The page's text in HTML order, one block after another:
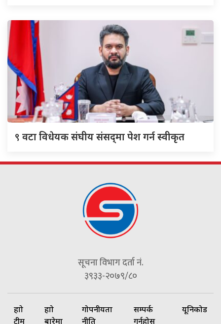
९ वटा विधेयक संघीय संसद्‌मा पेश गर्न स्वीकृत
सूचना विभाग दर्ता नं.
३९३३-२०७९/८०
हाम्रो
टीम
हाम्रो
बारेमा
गोपनीयता
नीति
सम्पर्क
गर्नुहोस्
यूनिकोड